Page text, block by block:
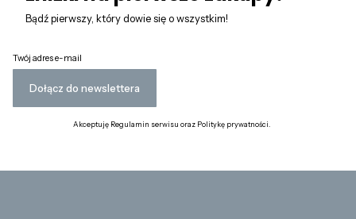
Bądź pierwszy, który dowie się o wszystkim!
Twój adres e-mail
Dołącz do newslettera
Akceptuję Regulamin serwisu oraz Politykę prywatności.